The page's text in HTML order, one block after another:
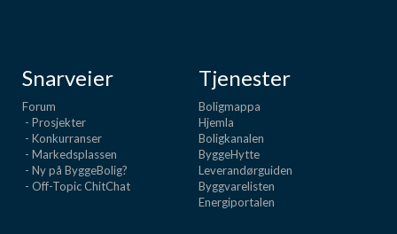
Snarveier
Forum
- Prosjekter
- Konkurranser
- Markedsplassen
- Ny på ByggeBolig?
- Off-Topic ChitChat
Tjenester
Boligmappa
Hjemla
Boligkanalen
ByggeHytte
Leverandørguiden
Byggvarelisten
Energiportalen